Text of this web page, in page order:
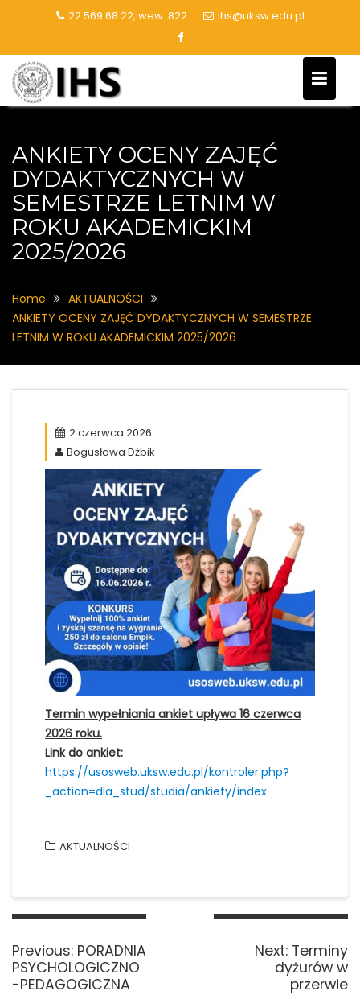
22 569 68 22, wew. 822 ihs@uksw.edu.pl
ANKIETY OCENY ZAJĘĆ
DYDAKTYCZNYCH W
SEMESTRZE LETNIM W
ROKU AKADEMICKIM
2025/2026
Home
AKTUALNOŚCI
ANKIETY OCENY ZAJĘĆ DYDAKTYCZNYCH W SEMESTRZE
LETNIM W ROKU AKADEMICKIM 2025/2026
2 czerwca 2026
Bogusława Dżbik
Termin wypełniania ankiet upływa 16 czerwca
2026 roku.
Link do ankiet:
https://usosweb.uksw.edu.pl/kontroler.php?
_action=dla_stud/studia/ankiety/index
AKTUALNOŚCI
Nawigacja
Previous: Previous
post:
PORADNIA
PSYCHOLOGICZNO
-PEDAGOGICZNA
Next: Next
post:
Terminy
dyżurów w
przerwie